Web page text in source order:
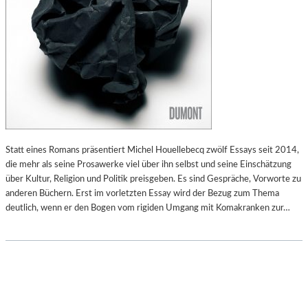
Statt eines Romans präsentiert Michel Houellebecq zwölf Essays seit 2014,
die mehr als seine Prosawerke viel über ihn selbst und seine Einschätzung
über Kultur, Religion und Politik preisgeben. Es sind Gespräche, Vorworte zu
anderen Büchern. Erst im vorletzten Essay wird der Bezug zum Thema
deutlich, wenn er den Bogen vom rigiden Umgang mit Komakranken zur…